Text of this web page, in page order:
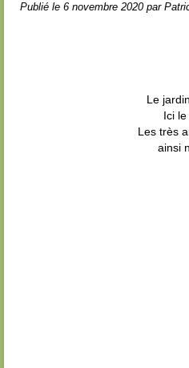
Publié le 6 novembre 2020 par
Le
Ici
Les très
ainsi